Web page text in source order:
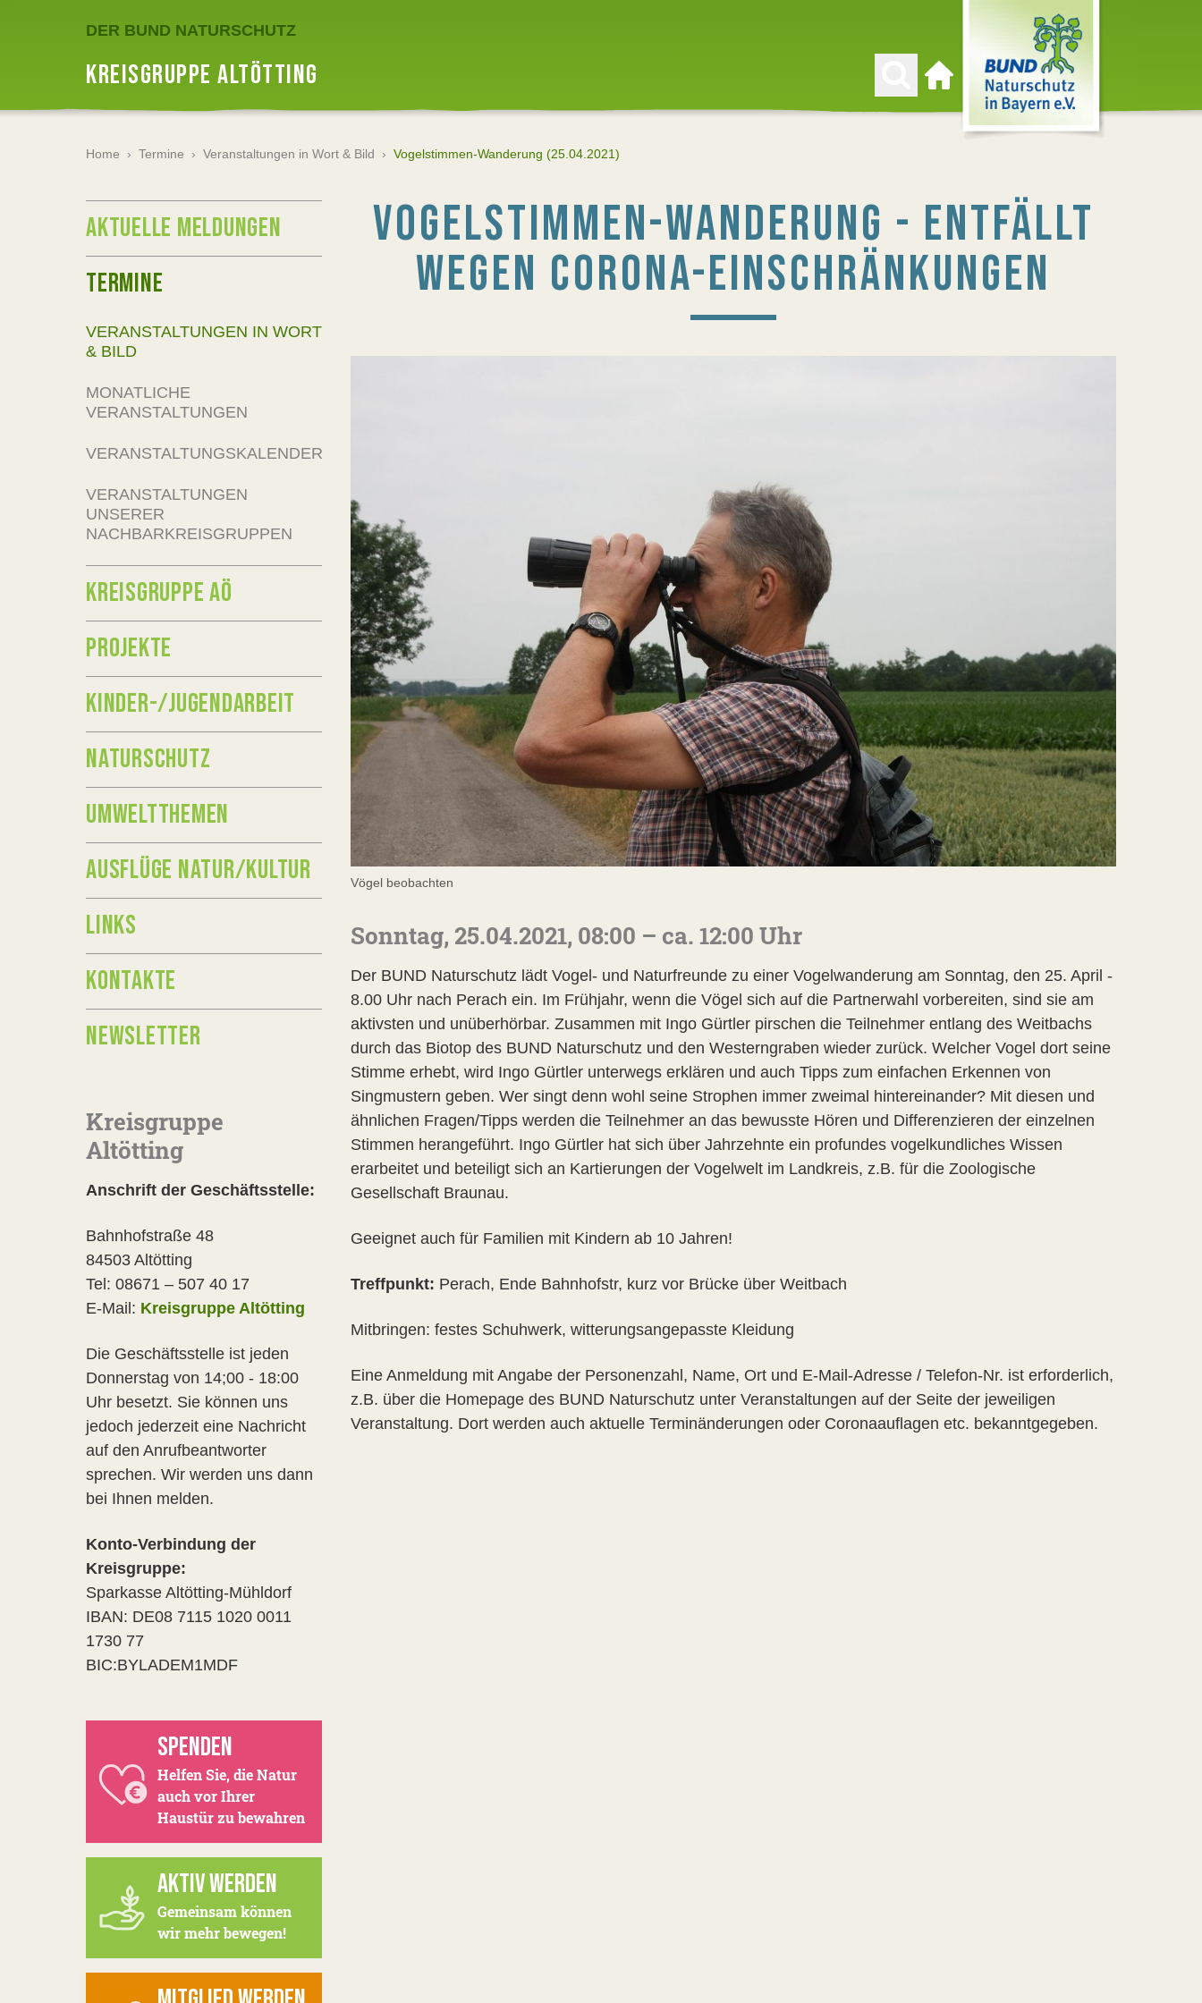
DER BUND NATURSCHUTZ
KREISGRUPPE ALTÖTTING
Zur Startseite
Home › Termine › Veranstaltungen in Wort & Bild › Vogelstimmen-Wanderung (25.04.2021)
VOGELSTIMMEN-WANDERUNG - ENTFÄLLT
WEGEN CORONA-EINSCHRÄNKUNGEN
Vögel beobachten
Sonntag, 25.04.2021, 08:00 – ca. 12:00 Uhr
Der BUND Naturschutz lädt Vogel- und Naturfreunde zu einer Vogelwanderung am Sonntag, den 25. April -
8.00 Uhr nach Perach ein. Im Frühjahr, wenn die Vögel sich auf die Partnerwahl vorbereiten, sind sie am
aktivsten und unüberhörbar. Zusammen mit Ingo Gürtler pirschen die Teilnehmer entlang des Weitbachs
durch das Biotop des BUND Naturschutz und den Westerngraben wieder zurück. Welcher Vogel dort seine
Stimme erhebt, wird Ingo Gürtler unterwegs erklären und auch Tipps zum einfachen Erkennen von
Singmustern geben. Wer singt denn wohl seine Strophen immer zweimal hintereinander? Mit diesen und
ähnlichen Fragen/Tipps werden die Teilnehmer an das bewusste Hören und Differenzieren der einzelnen
Stimmen herangeführt. Ingo Gürtler hat sich über Jahrzehnte ein profundes vogelkundliches Wissen
erarbeitet und beteiligt sich an Kartierungen der Vogelwelt im Landkreis, z.B. für die Zoologische
Gesellschaft Braunau.
Geeignet auch für Familien mit Kindern ab 10 Jahren!
Treffpunkt: Perach, Ende Bahnhofstr, kurz vor Brücke über Weitbach
Mitbringen: festes Schuhwerk, witterungsangepasste Kleidung
Eine Anmeldung mit Angabe der Personenzahl, Name, Ort und E-Mail-Adresse / Telefon-Nr. ist erforderlich,
z.B. über die Homepage des BUND Naturschutz unter Veranstaltungen auf der Seite der jeweiligen
Veranstaltung. Dort werden auch aktuelle Terminänderungen oder Coronaauflagen etc. bekanntgegeben.
AKTUELLE MELDUNGEN
TERMINE
VERANSTALTUNGEN IN WORT
& BILD
MONATLICHE
VERANSTALTUNGEN
VERANSTALTUNGSKALENDER
VERANSTALTUNGEN
UNSERER
NACHBARKREISGRUPPEN
KREISGRUPPE AÖ
PROJEKTE
KINDER-/JUGENDARBEIT
NATURSCHUTZ
UMWELTTHEMEN
AUSFLÜGE NATUR/KULTUR
LINKS
KONTAKTE
NEWSLETTER
Kreisgruppe
Altötting
Anschrift der Geschäftsstelle:
Bahnhofstraße 48
84503 Altötting
Tel: 08671 – 507 40 17
E-Mail: Kreisgruppe Altötting
Die Geschäftsstelle ist jeden
Donnerstag von 14;00 - 18:00
Uhr besetzt. Sie können uns
jedoch jederzeit eine Nachricht
auf den Anrufbeantworter
sprechen. Wir werden uns dann
bei Ihnen melden.
Konto-Verbindung der
Kreisgruppe:
Sparkasse Altötting-Mühldorf
IBAN: DE08 7115 1020 0011
1730 77
BIC:BYLADEM1MDF
SPENDEN
Helfen Sie, die Natur
auch vor Ihrer
Haustür zu bewahren
AKTIV WERDEN
Gemeinsam können
wir mehr bewegen!